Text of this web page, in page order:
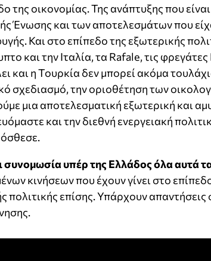
της οικονομίας. Της ανάπτυξης που
Ένωσης και των αποτελεσμάτων που
Και στο επίπεδο της εξωτερικής
και την Ιταλία, τα Rafale, τις
και η Τουρκία δεν μπορεί ακόμα
σχεδιασμό, την οριοθέτηση των
μια αποτελεσματική εξωτερική και
και την διεθνή ενεργειακή
συνομωσία υπέρ της Ελλάδος όλα αυτά
κινήσεων που έχουν γίνει στο
πολιτικής επίσης. Υπάρχουν